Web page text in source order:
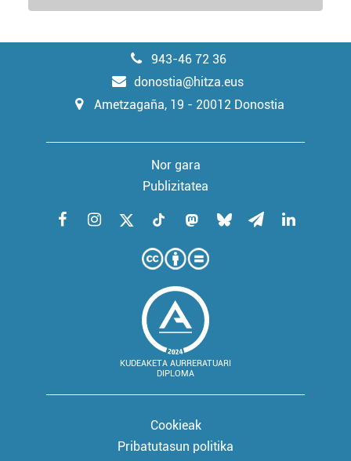
943-46 72 36
donostia@hitza.eus
Ametzagaña, 19 - 20012 Donostia
Nor gara
Publizitatea
KUDEAKETA AURRERATUARI
DIPLOMA
Cookieak
Pribatutasun politika